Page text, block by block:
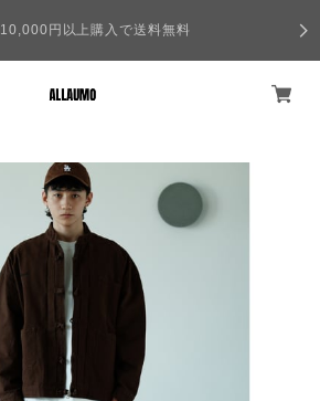
10,000円以上購入で送料無料